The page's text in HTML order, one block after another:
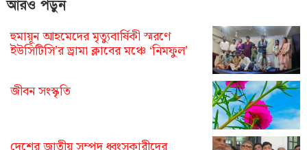
আরও পড়ুন
হুমায়ূন আহমেদের মৃত্যুবার্ষিকী স্মরণে
ইউসিটিসি’র ড্রামা ক্লাবের মঞ্চে ‘নিমফুল’
জীবন সংস্কৃতি